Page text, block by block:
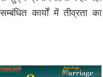
कार्यों में तीव्रता का